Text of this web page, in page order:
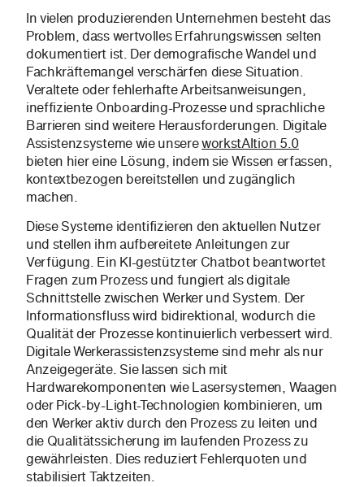
In vielen produzierenden Unternehmen besteht das
Problem, dass wertvolles Erfahrungswissen selten
dokumentiert ist. Der demografische Wandel und
Fachkräftemangel verschärfen diese Situation.
Veraltete oder fehlerhafte Arbeitsanweisungen,
ineffiziente Onboarding-Prozesse und sprachliche
Barrieren sind weitere Herausforderungen. Digitale
Assistenzsysteme wie unsereworkstAItion 5.0
bieten hier eine Lösung, indem sie Wissen erfassen,
kontextbezogen bereitstellen und zugänglich
machen.
Diese Systeme identifizieren den aktuellen Nutzer
und stellen ihm aufbereitete Anleitungen zur
Verfügung. Ein KI-gestützter Chatbot beantwortet
Fragen zum Prozess und fungiert als digitale
Schnittstelle zwischen Werker und System. Der
Informationsfluss wird bidirektional, wodurch die
Qualität der Prozesse kontinuierlich verbessert wird.
Digitale Werkerassistenzsysteme sind mehr als nur
Anzeigegeräte. Sie lassen sich mit
Hardwarekomponenten wie Lasersystemen, Waagen
oder Pick-by-Light-Technologien kombinieren, um
den Werker aktiv durch den Prozess zu leiten und
die Qualitätssicherung im laufenden Prozess zu
gewährleisten. Dies reduziert Fehlerquoten und
stabilisiert Taktzeiten.